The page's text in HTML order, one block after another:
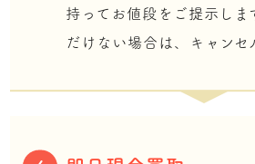
持ってお値段をご提示しま
だけない場合は、キャンセ